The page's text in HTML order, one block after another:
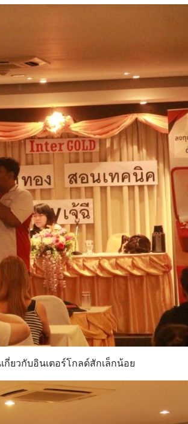
กี่ยวกับอินเตอร์โกลด์สักเล็กน้อย